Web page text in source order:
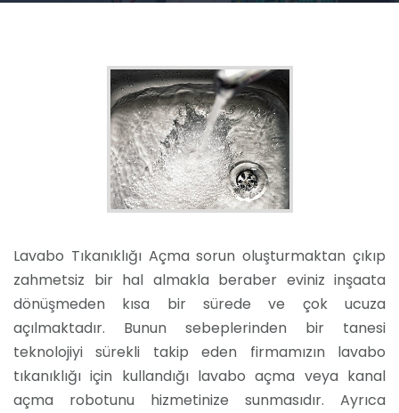
Lavabo Tıkanıklığı Açma sorun oluşturmaktan çıkıp
zahmetsiz bir hal almakla beraber eviniz inşaata
dönüşmeden kısa bir sürede ve çok ucuza
açılmaktadır. Bunun sebeplerinden bir tanesi
teknolojiyi sürekli takip eden firmamızın lavabo
tıkanıklığı için kullandığı lavabo açma veya kanal
açma robotunu hizmetinize sunmasıdır. Ayrıca